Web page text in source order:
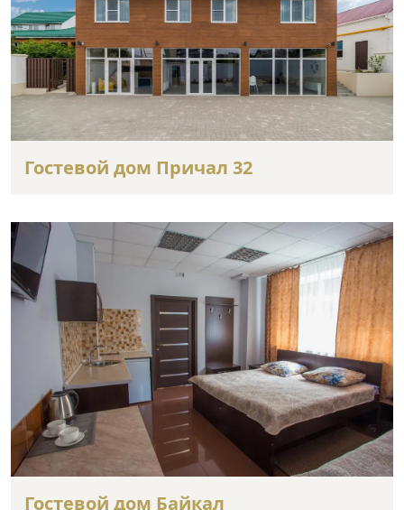
Гостевой дом Причал 32
Гостевой дом Байкал